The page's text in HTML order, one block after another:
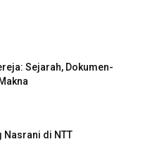
Sejarah, Dokumen-
Nasrani di NTT